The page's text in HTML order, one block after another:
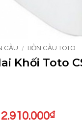
CẦU / BỒN CẦU TOTO
Khối Toto
Giá
2.910.000₫Giá